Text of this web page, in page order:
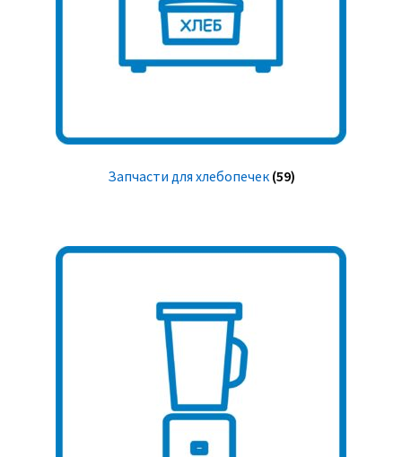
Запчасти для хлебопечек (59)